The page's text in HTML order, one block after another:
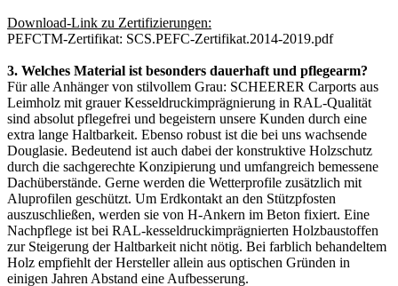
Download-Link zu Zertifizierungen:
PEFCTM-Zertifikat: SCS.PEFC-Zertifikat.2014-2019.pdf
3. Welches Material ist besonders dauerhaft und pflegearm?
Für alle Anhänger von stilvollem Grau: SCHEERER Carports aus
Leimholz mit grauer Kesseldruckimprägnierung in RAL-Qualität
sind absolut pflegefrei und begeistern unsere Kunden durch eine
extra lange Haltbarkeit. Ebenso robust ist die bei uns wachsende
Douglasie. Bedeutend ist auch dabei der konstruktive Holzschutz
durch die sachgerechte Konzipierung und umfangreich bemessene
Dachüberstände. Gerne werden die Wetterprofile zusätzlich mit
Aluprofilen geschützt. Um Erdkontakt an den Stützpfosten
auszuschließen, werden sie von H-Ankern im Beton fixiert. Eine
Nachpflege ist bei RAL-kesseldruckimprägnierten Holzbaustoffen
zur Steigerung der Haltbarkeit nicht nötig. Bei farblich behandeltem
Holz empfiehlt der Hersteller allein aus optischen Gründen in
einigen Jahren Abstand eine Aufbesserung.